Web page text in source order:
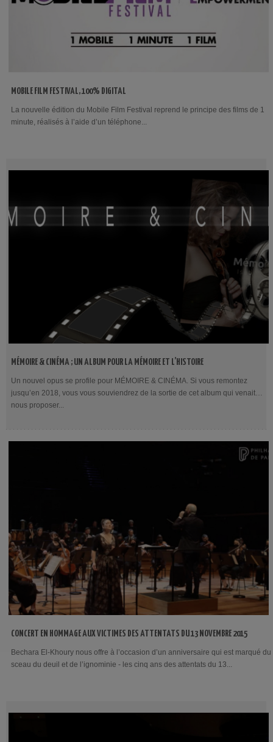
MOBILE FILM FESTIVAL, 100% DIGITAL
La nouvelle édition du Mobile Film Festival reprend le principe des films de 1
minute, réalisés à l’aide d’un téléphone...
MÉMOIRE & CINÉMA ; UN ALBUM POUR LA MÉMOIRE ET L’HISTOIRE
Un nouvel opus se profile pour MÉMOIRE & CINÉMA. Si vous remontez
jusqu’en 2018, vous vous souviendrez de la sortie de cet album qui venait
nous proposer...
CONCERT EN HOMMAGE AUX VICTIMES DES ATTENTATS DU 13 NOVEMBRE 2015
Bechara El-Khoury nous offre à l’occasion d’un anniversaire qui est marqué du
sceau du deuil et de l’ignominie - les cinq ans des attentats du 13...